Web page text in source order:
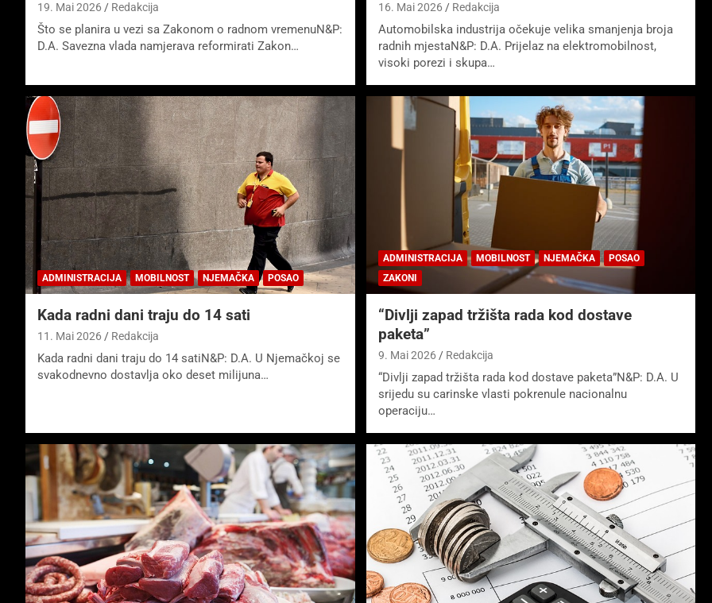
19. Mai 2026 Redakcija
Što se planira u vezi sa Zakonom o radnom vremenuN&P:
D.A. Savezna vlada namjerava reformirati Zakon…
16. Mai 2026 Redakcija
Automobilska industrija očekuje velika smanjenja broja
radnih mjestaN&P: D.A. Prijelaz na elektromobilnost,
visoki porezi i skupa…
ADMINISTRACIJA MOBILNOST NJEMAČKA POSAO
Kada radni dani traju do 14 sati
11. Mai 2026 Redakcija
Kada radni dani traju do 14 satiN&P: D.A. U Njemačkoj se
svakodnevno dostavlja oko deset milijuna…
ADMINISTRACIJA MOBILNOST NJEMAČKA
POSAO
ZAKONI
“Divlji zapad tržišta rada kod dostave
paketa”
9. Mai 2026 Redakcija
“Divlji zapad tržišta rada kod dostave paketa”N&P: D.A. U
srijedu su carinske vlasti pokrenule nacionalnu
operaciju…